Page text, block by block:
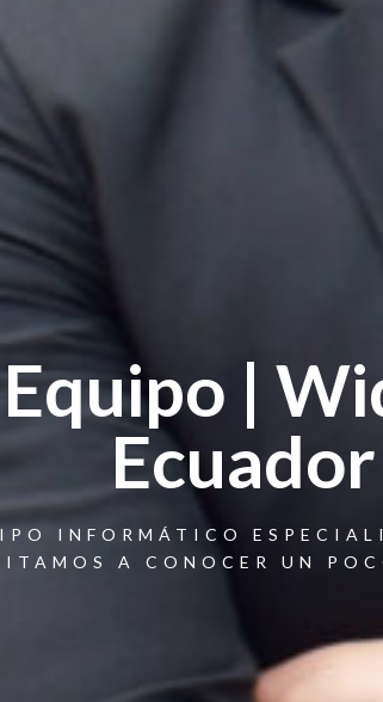
|
Ecuador
INFORMÁTICO
A CONOCER UN